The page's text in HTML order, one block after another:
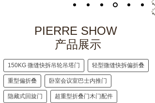
PIERRE SHOW
产品展示
150KG 微缝快拆吊轮吊塔门 轻型微缝快拆偏折叠
重型偏折叠 卧室会议室巴士内推门
隐藏式回旋门 超重型折叠门木门配件